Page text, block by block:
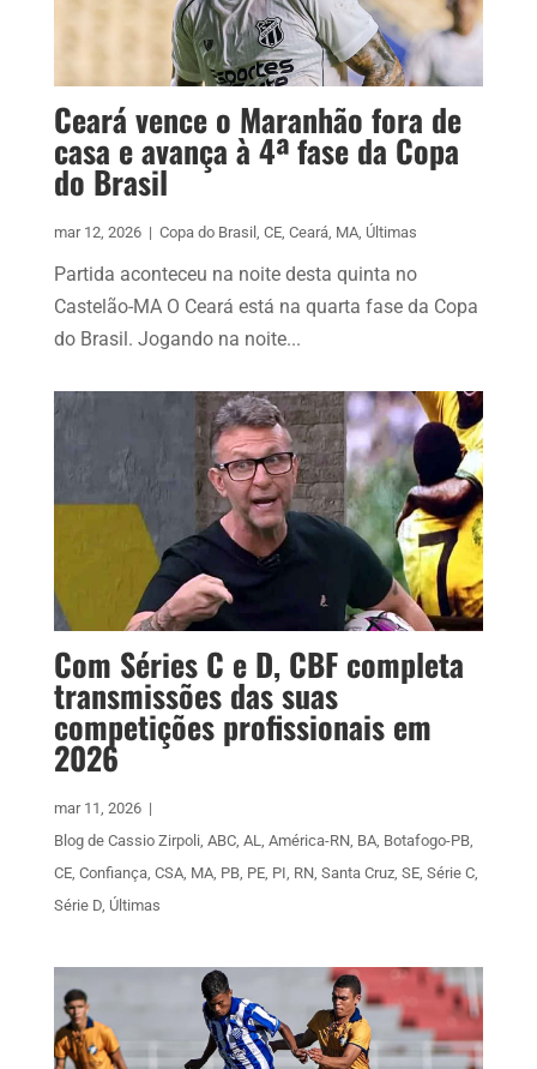
Ceará vence o Maranhão fora de
casa e avança à 4ª fase da Copa
do Brasil
mar 12, 2026 | Copa do Brasil , CE, Ceará, MA, Últimas
Partida aconteceu na noite desta quinta no
Castelão-MA O Ceará está na quarta fase da Copa
do Brasil. Jogando na noite...
Com Séries C e D, CBF completa
transmissões das suas
competições profissionais em
2026
mar 11, 2026 |
Blog de Cassio Zirpoli, ABC, AL, América-RN, BA, Botafogo-PB,
CE, Confiança, CSA, MA, PB, PE, PI, RN, Santa Cruz, SE, Série C,
Série D, Últimas